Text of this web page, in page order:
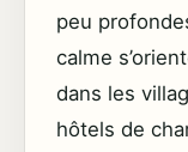
peu
calme
dans les
hôtels de